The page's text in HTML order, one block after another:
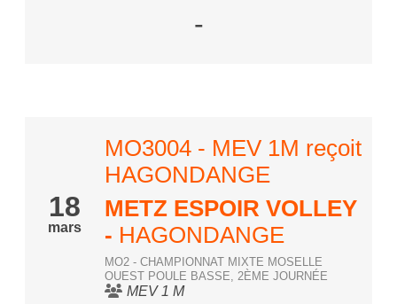
-
18
mars
MO3004 - MEV 1M reçoit
HAGONDANGE
METZ ESPOIR VOLLEY
- HAGONDANGE
MO2 - CHAMPIONNAT MIXTE MOSELLE
OUEST POULE BASSE, 2ÈME JOURNÉE
MEV 1 M